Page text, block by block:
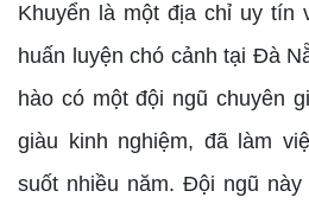
Khuyển là một địa chỉ uy tín
huấn luyện chó cảnh tại Đà
hào có một đội ngũ chuyên
giàu kinh nghiệm, đã làm
suốt nhiều năm. Đội ngũ